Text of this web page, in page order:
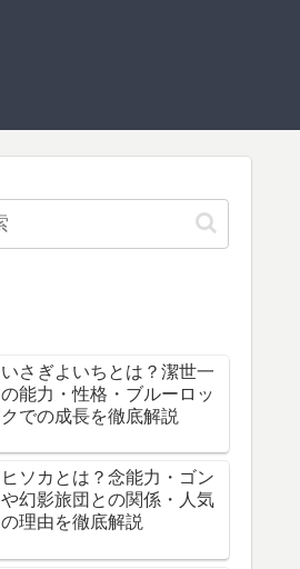
いさぎよいちとは？潔世一
の能力・性格・ブルーロッ
クでの成長を徹底解説
ヒソカとは？念能力・ゴン
や幻影旅団との関係・人気
の理由を徹底解説